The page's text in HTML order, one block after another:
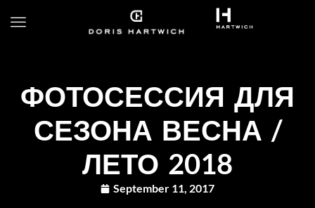
ФОТОСЕССИЯ ДЛЯ
СЕЗОНА ВЕСНА /
ЛЕТО 2018
September 11, 2017